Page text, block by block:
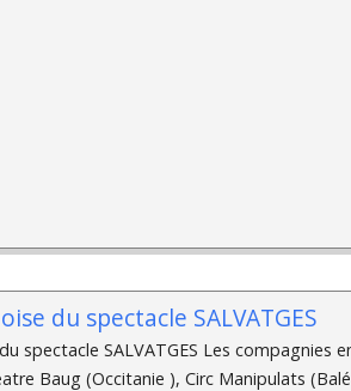
du spectacle SALVATGES
spectacle SALVATGES Les compagnies
Baug (Occitanie ), Circ Manipulats